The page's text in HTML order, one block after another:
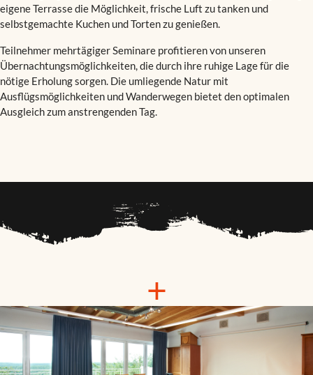
eigene Terrasse die Möglichkeit, frische Luft zu tanken und
selbstgemachte Kuchen und Torten zu genießen.
Teilnehmer mehrtägiger Seminare profitieren von unseren
Übernachtungsmöglichkeiten, die durch ihre ruhige Lage für die
nötige Erholung sorgen. Die umliegende Natur mit
Ausflügsmöglichkeiten und Wanderwegen bietet den optimalen
Ausgleich zum anstrengenden Tag.
+